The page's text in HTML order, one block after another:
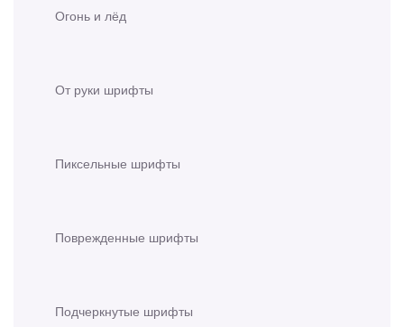
Огонь и лёд
От руки шрифты
Пиксельные шрифты
Поврежденные шрифты
Подчеркнутые шрифты